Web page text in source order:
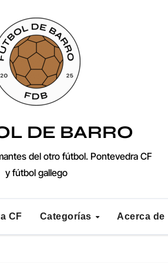
DE BARRO
del otro fútbol. Pontevedra CF
y fútbol gallego
CF Categorías Acerca de